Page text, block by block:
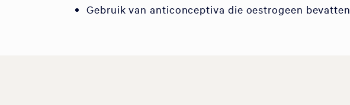
Gebruik van anticonceptiva die oestrogeen bevatten